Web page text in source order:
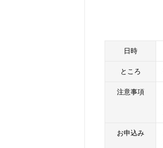
日時
ところ
注意事項
お申込み